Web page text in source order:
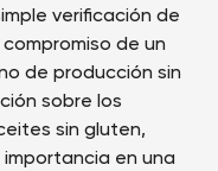
verificación de
de un
de producción sin
sobre los
sin gluten,
en una